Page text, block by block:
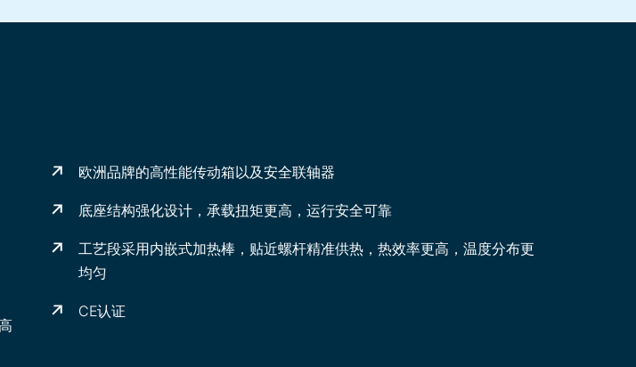
欧洲品牌的高性能传动箱以及安全联轴器
底座结构强化设计，承载扭矩更高，运行安全可靠
工艺段采用内嵌式加热棒，贴近螺杆精准供热，热效率更高，温度分布更
均匀
CE认证